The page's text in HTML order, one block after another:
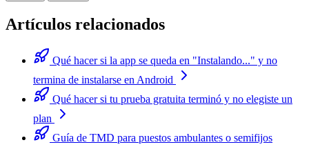
Artículos relacionados
Qué hacer si la app se queda en "Instalando..." y no
termina de instalarse en Android
Qué hacer si tu prueba gratuita terminó y no elegiste un
plan
Guía de TMD para puestos ambulantes o semifijos